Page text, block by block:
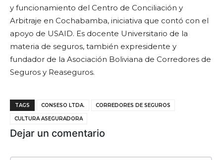
y funcionamiento del Centro de Conciliación y
Arbitraje en Cochabamba, iniciativa que contó con el
apoyo de USAID. Es docente Universitario de la
materia de seguros, también expresidente y
fundador de la Asociación Boliviana de Corredores de
Seguros y Reaseguros.
TAGS CONSESO LTDA. CORREDORES DE SEGUROS
CULTURA ASEGURADORA
Dejar un comentario